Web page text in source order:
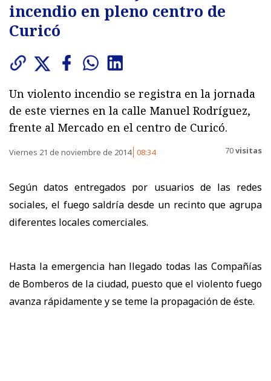
incendio en pleno centro de
Curicó
Un violento incendio se registra en la jornada
de este viernes en la calle Manuel Rodríguez,
frente al Mercado en el centro de Curicó.
Viernes 21 de noviembre de 2014 08:34 70visitas
Según datos entregados por usuarios de las redes
sociales, el fuego saldría desde un recinto que agrupa
diferentes locales comerciales.
Hasta la emergencia han llegado todas las Compañías
de Bomberos de la ciudad, puesto que el violento fuego
avanza rápidamente y se teme la propagación de éste.